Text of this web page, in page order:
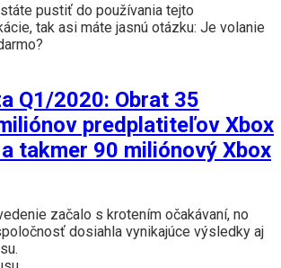
pustiť do používania tejto
tak asi máte jasnú otázku: Je volanie
Q1/2020: Obrat 35
predplatiteľov Xbox
takmer 90 miliónový Xbox
začalo s krotením očakávaní, no
dosiahla vynikajúce výsledky aj